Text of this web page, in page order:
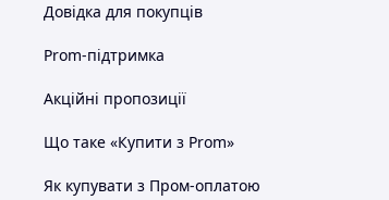
Довідка для покупців
Prom-підтримка
Акційні пропозиції
Що таке «Купити з Prom»
Як купувати з Пром-оплатою